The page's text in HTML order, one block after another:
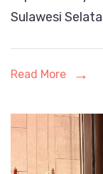
Sulawesi
Read More